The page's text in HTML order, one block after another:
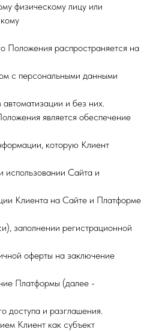
физическому лицу или
Положения распространяется на
с персональными данными
и без них.
является обеспечение
которую Клиент
использовании Сайта и
Клиента на Сайте и Платформе
заполнении регистрационной
оферты на заключение
Платформы (далее -
доступа и разглашения.
Клиент как субъект